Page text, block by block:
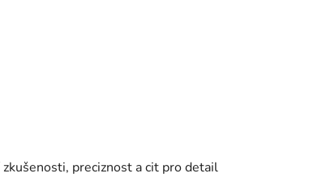
preciznost a cit pro detail